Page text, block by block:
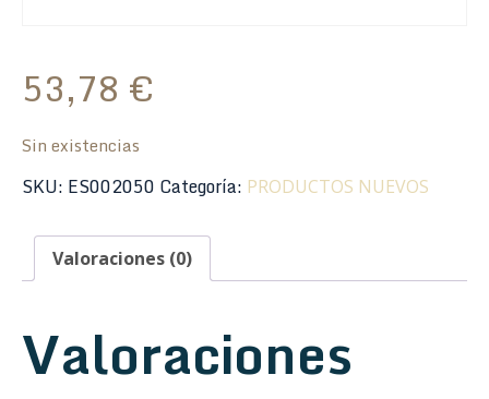
53,78 €
Sin existencias
SKU: ES002050 Categoría: PRODUCTOS NUEVOS
Valoraciones (0)
Valoraciones